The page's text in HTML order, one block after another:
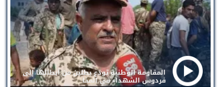
المقاومة الوطنية تودع بطلين من أبطالها إلى
فردوس الشهداء في المخا